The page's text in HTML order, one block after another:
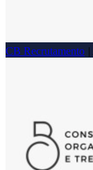
CB Recrutamento |